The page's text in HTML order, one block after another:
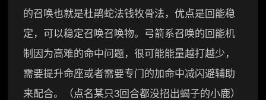
的召唤也就是杜鹃蛇法钱牧骨法，优点是回能稳
定，可以稳定召唤召唤物。弓箭系召唤的回能机
制因为高难的命中问题，很可能能量越打越少，
需要提升命座或者需要专门的加命中减闪避辅助
来配合。（点名某只3回合都没招出蝎子的小鹿）